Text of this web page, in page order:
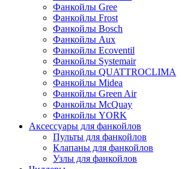
Фанкойлы Gree
Фанкойлы Frost
Фанкойлы Bosch
Фанкойлы Aux
Фанкойлы Ecoventil
Фанкойлы Systemair
Фанкойлы QUATTROCLIMA
Фанкойлы Midea
Фанкойлы Green Air
Фанкойлы McQuay
Фанкойлы YORK
Аксессуары для фанкойлов
Пульты для фанкойлов
Клапаны для фанкойлов
Узлы для фанкойлов